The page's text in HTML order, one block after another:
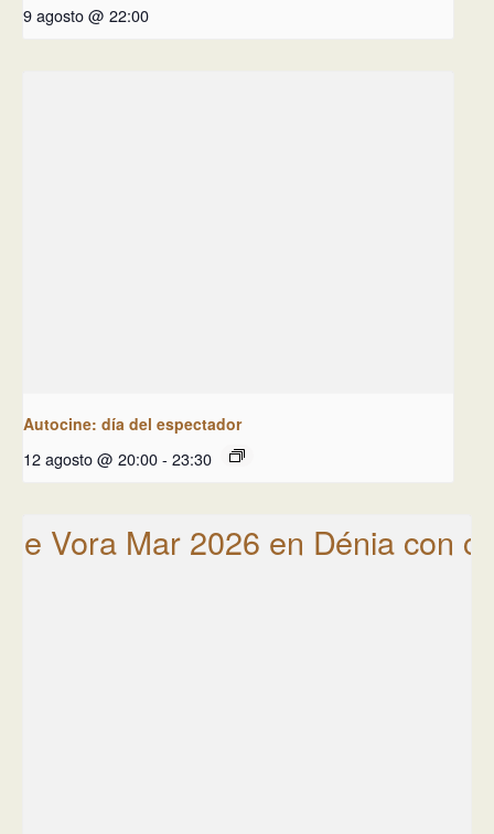
9 agosto @ 22:00
Autocine: día del espectador
12 agosto @ 20:00- 23:30